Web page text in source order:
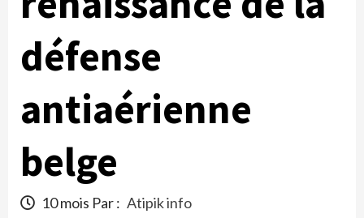
défense
antiaérienne
belge
10 mois Par : Atipik info